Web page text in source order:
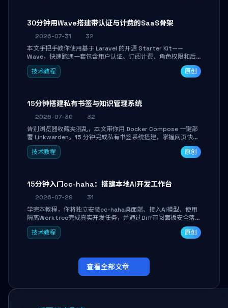
30分钟用Wave搭建带认证与计费的SaaS骨架
2026-07-31
32
本文手把手教你使用基于 Laravel 的开源 Starter Kit——
Wave，快速跑通一套包含用户认证、订阅计费、角色权限和后
台管理的完整 SaaS 骨架。附带 Stripe 测试支付对接与自定义
业务页面开发实战，助你省去重复基建时间，将精力聚焦于核心
技术教程 原创
15分钟搭建私有书签与知识管理系统
2026-07-30
32
告别浏览器收藏夹混乱，本文带你用 Docker Compose 一键部
署 Linkwarden。15 分钟完成私有书签系统搭建，掌握网页快照
归档、高亮批注、分类管理与全文搜索。适合开发者与知识工作
者打造个人知识库，资料统一归档，随时检索。
技术教程 原创
15分钟入门cc-haha：搭建本地AI开发工作台
2026-07-29
31
学完本教程，你将独立安装cc-haha桌面端、接入AI模型、使用
隔离Worktree完成真实开发任务，并通过Diff审阅面板安全落地
AI代码改写。告别终端黑盒操作，让AI在沙箱环境中工作，你只
做审阅和决策。
技术教程 原创
查看全部文章